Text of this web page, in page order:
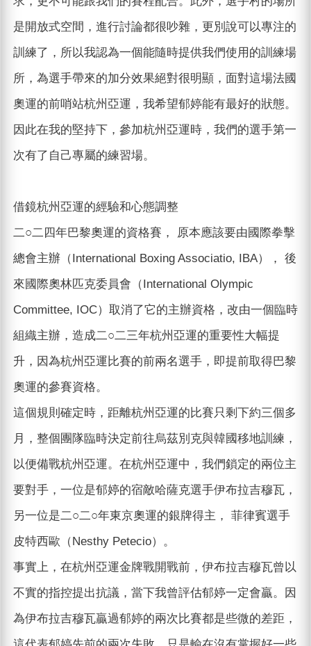
是開放式空間，進行討論都很吵雜，更別說可以專注的
訓練了，所以我認為一個能隨時提供我們使用的訓練場
所，為選手帶來的加分效果絕對很明顯，面對這場法國
奧運的前哨站杭州亞運，我希望郁婷能有最好的狀態。
因此在我的堅持下，參加杭州亞運時，我們的選手第一
次有了自己專屬的練習場。
借鏡杭州亞運的經驗和心態調整
二○二四年巴黎奧運的資格賽， 原本應該要由國際拳擊
總會主辦（International Boxing Associatio, IBA）， 後
來國際奧林匹克委員會（International Olympic
Committee, IOC）取消了它的主辦資格，改由一個臨時
組織主辦，造成二○二三年杭州亞運的重要性大幅提
升，因為杭州亞運比賽的前兩名選手，即提前取得巴黎
奧運的參賽資格。
這個規則確定時，距離杭州亞運的比賽只剩下約三個多
月，整個團隊臨時決定前往烏茲別克與韓國移地訓練，
以便備戰杭州亞運。在杭州亞運中，我們鎖定的兩位主
要對手，一位是郁婷的宿敵哈薩克選手伊布拉吉穆瓦，
另一位是二○二○年東京奧運的銀牌得主， 菲律賓選手
皮特西歐（Nesthy Petecio）。
事實上，在杭州亞運金牌戰開戰前，伊布拉吉穆瓦曾以
不實的指控提出抗議，當下我曾評估郁婷一定會贏。因
為伊布拉吉穆瓦贏過郁婷的兩次比賽都是些微的差距，